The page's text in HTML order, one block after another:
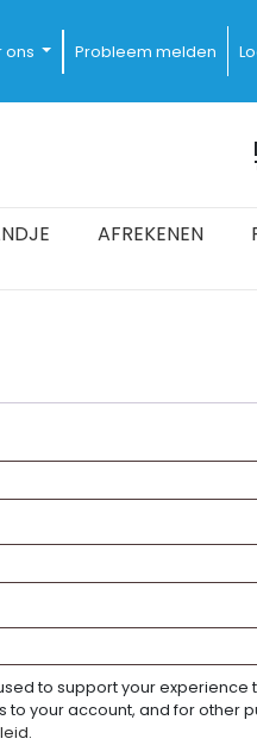
ons Probleem melden
AFREKENEN
to support your experience
to your account, and for other
.